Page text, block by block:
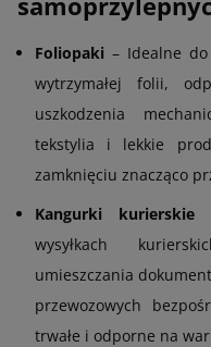
Foliopaki – Idealne do
wytrzymałej folii,
uszkodzenia
tekstylia i lekkie
zamknięciu znacząco
Kangurki kurierskie
wysyłkach
umieszczania
przewozowych
trwałe i odporne na